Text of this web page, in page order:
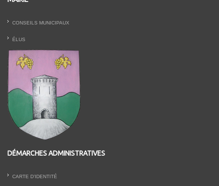
CONSEILS MUNICIPAUX
ÉLUS
DÉMARCHES ADMINISTRATIVES
CARTE D’IDENTITÉ